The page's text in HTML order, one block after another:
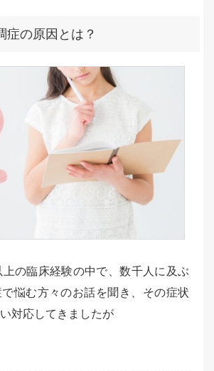
症の原因とは？
上の臨床経験の中で、数千人に及ぶ
悩む方々のお話を聞き、その症状
対応してきましたが